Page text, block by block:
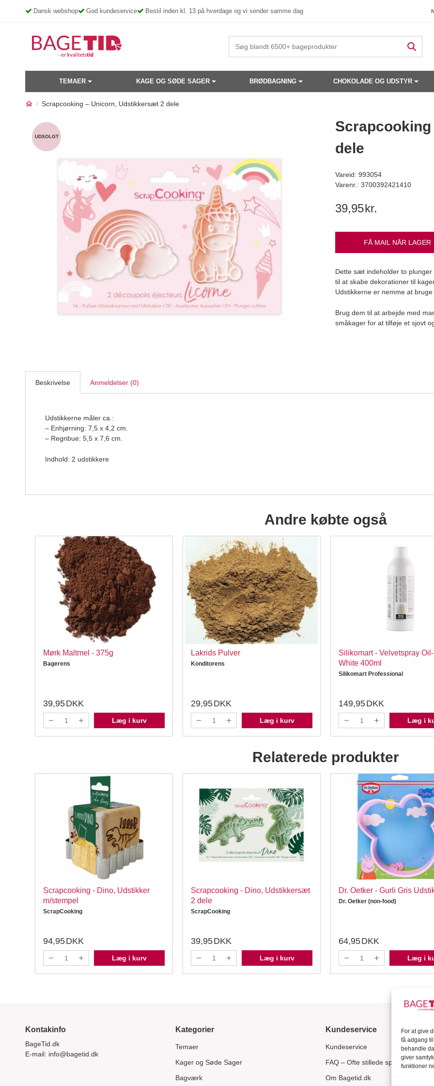
For at give
få adgang
behandle
giver
funktioner
Dansk webshop God kundeservice Bestil inden kl. 13 på hverdage og vi sender samme dag
TEMAER KAGE OG SØDE SAGER BRØDBAGNING CHOKOLADE OG UDSTYR
Scrapcooking – Unicorn, Udstikkersæt 2 dele
Måske kunne nogle af disse produkter have din interesse?
BrandNewCake - Osteklæde, 50 x 50 cm
BrandNewCake
DKK
Læg i kurv
UDSOLGT
dele
Vareid: 993054
Varenr.: 3700392421410
39,95kr.
FÅ MAIL NÅR LAGER
Dette sæt indeholder to
til at skabe dekorationer til
Udstikkerne er nemme at
Brug dem til at arbejde med
småkager for at tilføje et sjovt
Beskrivelse Anmeldelser (0)
Udstikkerne måler ca.:
– Enhjørning: 7,5 x 4,2 cm.
– Regnbue: 5,5 x 7,6 cm.
Indhold: 2 udstikkere
Andre købte også
Mørk Maltmel - 375g
Bagerens
39,95DKK
Læg i kurv
Lakrids Pulver
Konditorens
29,95DKK
Læg i kurv
Silikomart - Velvetspray
White 400ml
Silikomart Professional
149,95DKK
Læg i
Relaterede produkter
Scrapcooking - Dino, Udstikker
m/stempel
ScrapCooking
94,95DKK
Læg i kurv
Scrapcooking - Dino, Udstikkersæt
2 dele
ScrapCooking
39,95DKK
Læg i kurv
Dr. Oetker - Gurli Gris
Dr. Oetker (non-food)
64,95DKK
Læg i
Kontakinfo
BageTid.dk
E-mail: info@bagetid.dk
Kategorier
Temaer
Kager og Søde Sager
Bagværk
Kundeservice
Kundeservice
FAQ – Ofte stillede spørgsmål
Om Bagetid.dk